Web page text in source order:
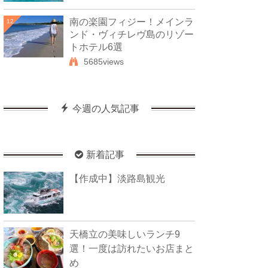
12
南の楽園フィジー！メインラ
ンド・ヴィチレヴ島のリゾー
トホテル6選
5685views
今週の人気記事
新着記事
【作成中】淡路島観光
天橋立の美味しいランチ9
選！一度は訪れたいお店まと
め